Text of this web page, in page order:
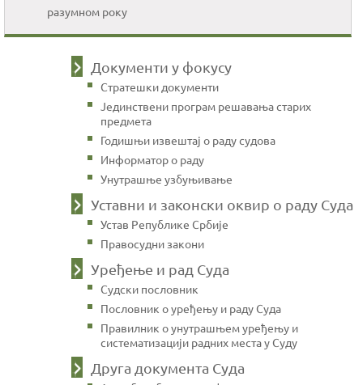
разумном року
Документи у фокусу
Стратешки документи
Јединствени програм решавања старих
предмета
Годишњи извештај о раду судова
Информатор о раду
Унутрашње узбуњивање
Уставни и законски оквир о раду Суда
Устав Републике Србије
Правосудни закони
Уређење и рад Суда
Судски пословник
Пословник о уређењу и раду Суда
Правилник о унутрашњем уређењу и
систематизацији радних места у Суду
Друга документа Суда